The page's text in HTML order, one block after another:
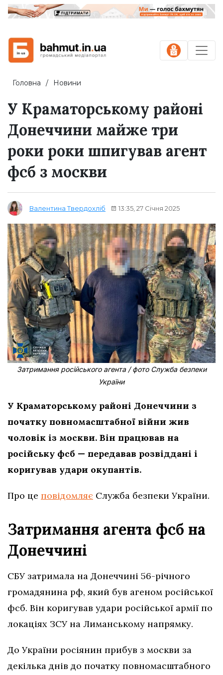
Головна Новини
У Краматорському районі
Донеччини майже три
роки роки шпигував агент
фсб з москви
Валентина Твердохліб 13:35, 27 Січня 2025
Затримання російського агента / фото Служба безпеки
України
У Краматорському районі Донеччини з
початку повномасштабної війни жив
чоловік із москви. Він працював на
російську фсб — передавав розвіддані і
коригував удари окупантів.
Про це повідомляє Служба безпеки України.
Затримання агента фсб на
Донеччині
СБУ затримала на Донеччині 56-річного
громадянина рф, який був агеном російської
фсб. Він коригував удари російської армії по
локаціях ЗСУ на Лиманському напрямку.
До України росіянин прибув з москви за
декілька днів до початку повномасштабного